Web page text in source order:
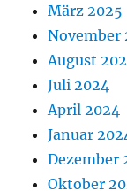
März 2025
November
August
Juli 2024
April 2024
Januar
Dezember
Oktober